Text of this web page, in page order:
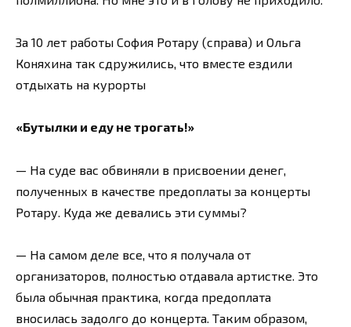
За 10 лет работы София Ротару (справа) и Ольга
Коняхина так сдружились, что вместе ездили
отдыхать на курорты
«Бутылки и еду не трогать!»
— На суде вас обвиняли в присвоении денег,
полученных в качестве предоплаты за концерты
Ротару. Куда же девались эти суммы?
— На самом деле все, что я получала от
организаторов, полностью отдавала артистке. Это
была обычная практика, когда предоплата
вносилась задолго до концерта. Таким образом,